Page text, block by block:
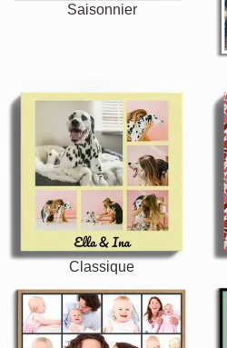
Saisonnier
Classique